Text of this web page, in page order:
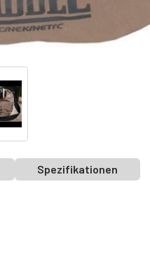
Spezifikationen